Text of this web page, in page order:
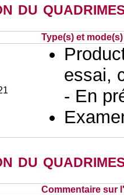
du
Type(s) et
essai,
- En
du
Commentaire sur